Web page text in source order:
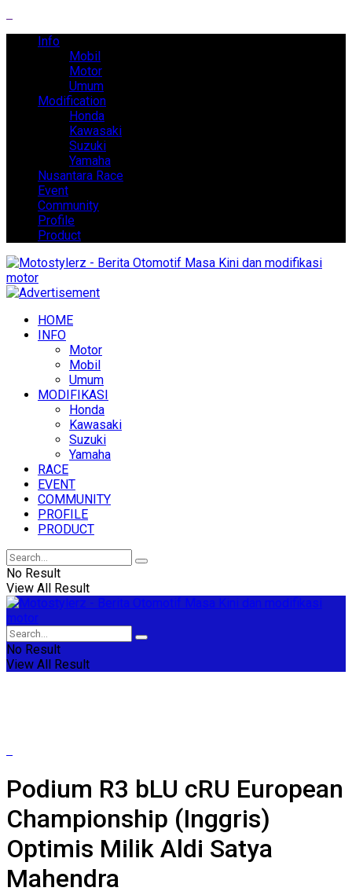
Info
Mobil
Motor
Umum
Modification
Honda
Kawasaki
Suzuki
Yamaha
Nusantara Race
Event
Community
Profile
Product
HOME
INFO
Motor
Mobil
Umum
MODIFIKASI
Honda
Kawasaki
Suzuki
Yamaha
RACE
EVENT
COMMUNITY
PROFILE
PRODUCT
No Result
View All Result
No Result
View All Result
Podium R3 bLU cRU European
Championship (Inggris)
Optimis Milik Aldi Satya
Mahendra